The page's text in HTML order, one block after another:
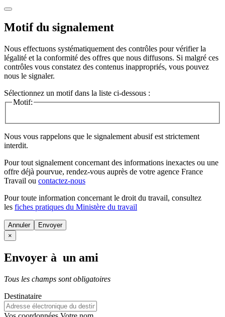
Motif du signalement
Nous effectuons systématiquement des contrôles pour vérifier la
légalité et la conformité des offres que nous diffusons. Si malgré ces
contrôles vous constatez des contenus inappropriés, vous pouvez
nous le signaler.
Sélectionnez un motif dans la liste ci-dessous :
Motif:
Nous vous rappelons que le signalement abusif est strictement
interdit.
Pour tout signalement concernant des informations inexactes ou une
offre déjà pourvue, rendez-vous auprès de votre agence France
Travail ou contactez-nous
Pour toute information concernant le droit du travail, consultez
les fiches pratiques du Ministère du travail
Annuler
×
Envoyer à un ami
Tous les champs sont obligatoires
Destinataire